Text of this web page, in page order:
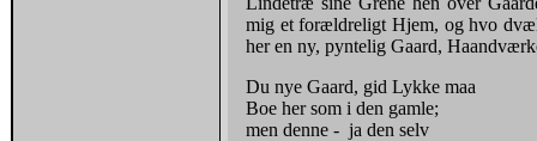
mig et forældreligt Hjem, og hvo
her en ny, pyntelig Gaard,
Du nye Gaard, gid Lykke maa
Boe her som i den gamle;
men denne - ja den selv ­